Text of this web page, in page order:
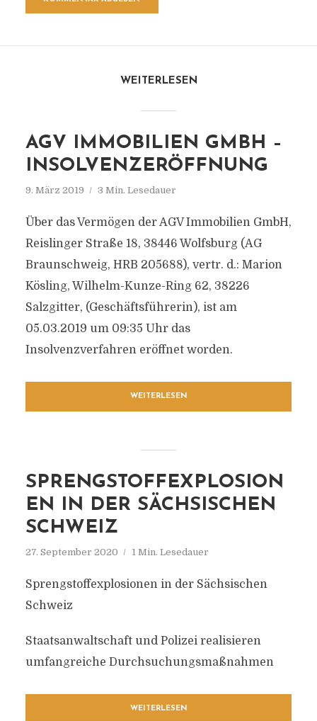
WEITERLESEN
AGV IMMOBILIEN GMBH –
INSOLVENZERÖFFNUNG
9. März 2019 3 Min. Lesedauer
Über das Vermögen der AGV Immobilien GmbH,
Reislinger Straße 18, 38446 Wolfsburg (AG
Braunschweig, HRB 205688), vertr. d.: Marion
Kösling, Wilhelm-Kunze-Ring 62, 38226
Salzgitter, (Geschäftsführerin), ist am
05.03.2019 um 09:35 Uhr das
Insolvenzverfahren eröffnet worden.
WEITERLESEN
SPRENGSTOFFEXPLOSION
EN IN DER SÄCHSISCHEN
SCHWEIZ
27. September 2020 1 Min. Lesedauer
Sprengstoffexplosionen in der Sächsischen
Schweiz
Staatsanwaltschaft und Polizei realisieren
umfangreiche Durchsuchungsmaßnahmen
WEITERLESEN